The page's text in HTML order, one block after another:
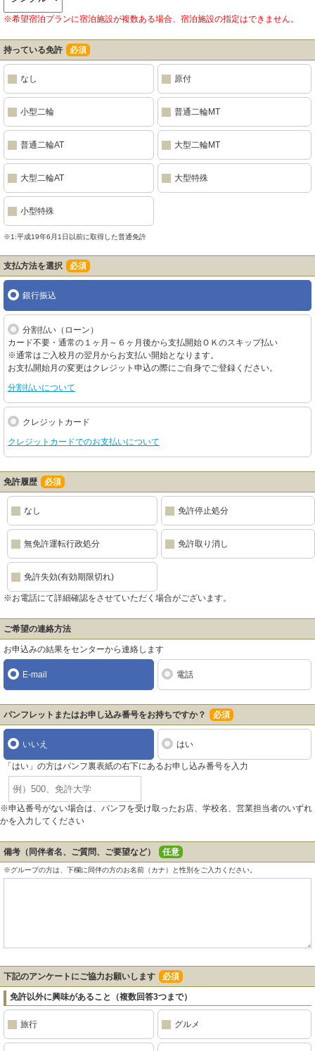
※希望宿泊プランに宿泊施設が複数ある場合、宿泊施設の指定はできません。
持っている免許 必須
なし 原付
小型二輪 普通二輪MT
普通二輪AT 大型二輪MT
大型二輪AT 大型特殊
小型特殊
※1:平成19年6月1日以前に取得した普通免許
支払方法を選択 必須
銀行振込
分割払い（ローン）
カード不要・通常の１ヶ月～６ヶ月後から支払開始ＯＫのスキップ払い
※通常はご入校月の翌月からお支払い開始となります。
お支払開始月の変更はクレジット申込の際にご自身でご登録ください。
分割払いについて
クレジットカード
クレジットカードでのお支払いについて
免許履歴 必須
なし 免許停止処分
無免許運転行政処分 免許取り消し
免許失効(有効期限切れ)
※お電話にて詳細確認をさせていただく場合がございます。
ご希望の連絡方法
お申込みの結果をセンターから連絡します
E-mail 電話
パンフレットまたはお申し込み番号をお持ちですか？ 必須
いいえ はい
「はい」の方はパンフ裏表紙の右下にあるお申し込み番号を入力
※申込番号がない場合は、パンフを受け取ったお店、学校名、営業担当者のいずれ
かを入力してください
備考（同伴者名、ご質問、ご要望など） 任意
※グループの方は、下欄に同伴の方のお名前（カナ）と性別をご入力ください。
下記のアンケートにご協力お願いします 必須
免許以外に興味があること（複数回答3つまで）
旅行 グルメ